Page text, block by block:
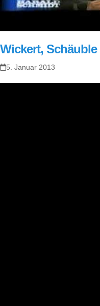
Wickert,
5. Januar 2013